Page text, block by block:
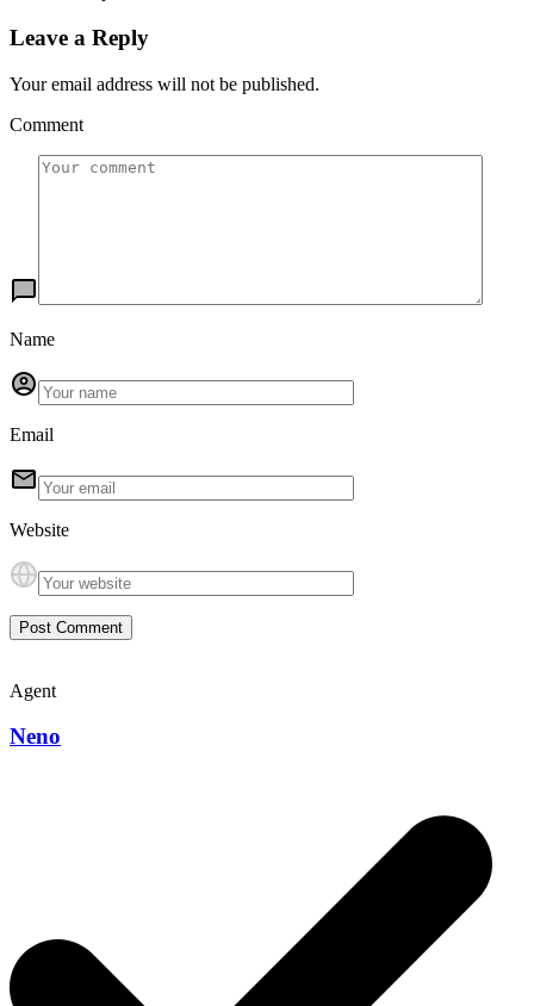
Leave a Reply
Your email address will not be published.
Comment
Name
Email
Website
Agent
Neno